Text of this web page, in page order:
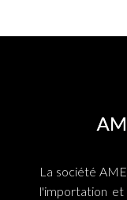
La société
l'importation